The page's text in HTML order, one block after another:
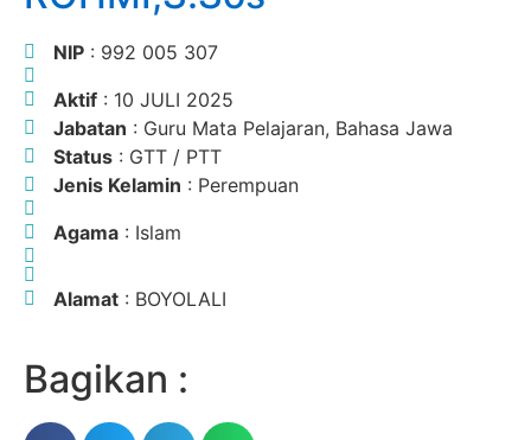
NIP : 992 005 307
Aktif : 10 JULI 2025
Jabatan : Guru Mata Pelajaran, Bahasa Jawa
Status : GTT / PTT
Jenis Kelamin : Perempuan
Agama : Islam
Alamat : BOYOLALI
Bagikan :